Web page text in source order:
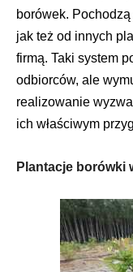
borówek.
jak też od innych
firmą. Taki system
odbiorców, ale
realizowanie
ich właściwym
Plantacje borówki